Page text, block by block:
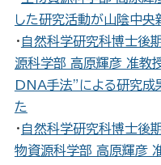
した研究活動が山陰中央
・ 自然科学研究科博士後
源科学部 高原輝彦 准教
DNA手法”による研究成
た
・ 自然科学研究科博士後
物資源科学部 高原輝彦